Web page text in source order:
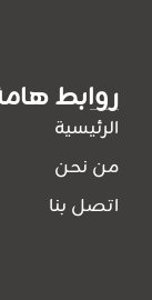
روابط
الرئيسية
من نحن
اتصل بنا